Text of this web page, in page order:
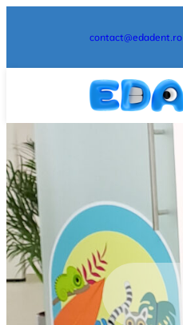
contact@edadent.ro